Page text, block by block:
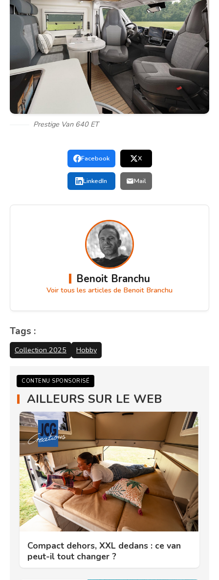
Prestige Van 640 ET
Facebook X
LinkedIn Mail
Benoit Branchu
Voir tous les articles de Benoit Branchu
Tags :
Collection 2025 Hobby
CONTENU SPONSORISÉ
AILLEURS SUR LE WEB
Compact dehors, XXL dedans : ce van
peut-il tout changer ?